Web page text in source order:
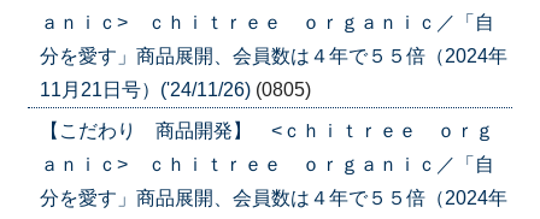
ａｎｉｃ> ｃｈｉｔｒｅｅ ｏｒｇａｎｉｃ／「自
分を愛す」商品展開、会員数は４年で５５倍（2024年
11月21日号）('24/11/26) (0805)
【こだわり 商品開発】 <ｃｈｉｔｒｅｅ ｏｒｇ
ａｎｉｃ> ｃｈｉｔｒｅｅ ｏｒｇａｎｉｃ／「自
分を愛す」商品展開、会員数は４年で５５倍（2024年